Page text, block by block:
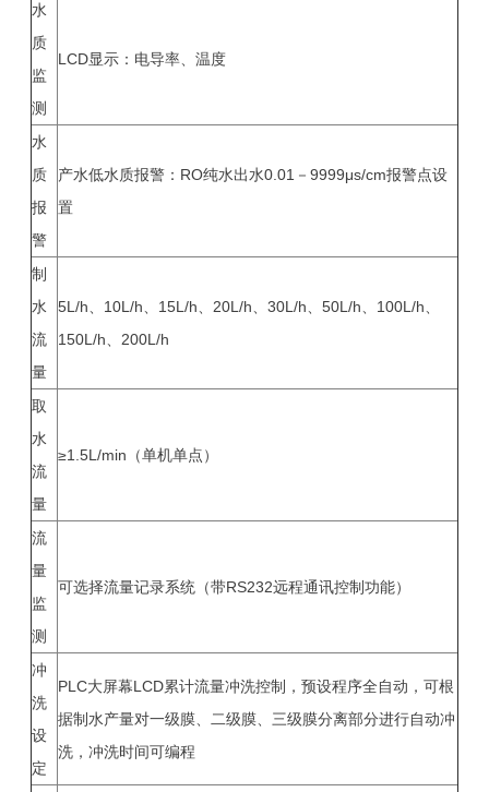
水
质
监
测
LCD显示：电导率、温度
水
质
报
警
产水低水质报警：RO纯水出水0.01－9999μs/cm报警点设
置
制
水
流
量
5L/h、10L/h、15L/h、20L/h、30L/h、50L/h、100L/h、
150L/h、200L/h
取
水
流
量
≥1.5L/min（单机单点）
流
量
监
测
可选择流量记录系统（带RS232远程通讯控制功能）
冲
洗
设
定
PLC大屏幕LCD累计流量冲洗控制，预设程序全自动，可根
据制水产量对一级膜、二级膜、三级膜分离部分进行自动冲
洗，冲洗时间可编程